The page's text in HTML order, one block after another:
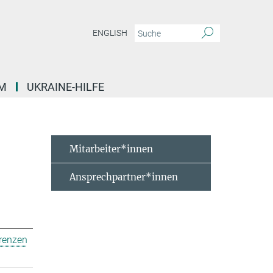
ENGLISH
UKRAINE-HILFE
Mitarbeiter*innen
Ansprechpartner*innen